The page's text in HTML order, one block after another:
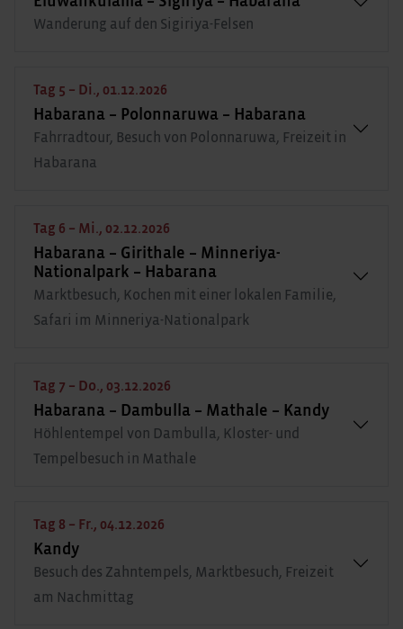
Wanderung auf den Sigiriya-Felsen
Tag 5 – Di., 01.12.2026
Habarana – Polonnaruwa – Habarana
Fahrradtour, Besuch von Polonnaruwa, Freizeit in
Habarana
Tag 6 – Mi., 02.12.2026
Habarana – Girithale – Minneriya-
Nationalpark – Habarana
Marktbesuch, Kochen mit einer lokalen Familie,
Safari im Minneriya-Nationalpark
Tag 7 – Do., 03.12.2026
Habarana – Dambulla – Mathale – Kandy
Höhlentempel von Dambulla, Kloster- und
Tempelbesuch in Mathale
Tag 8 – Fr., 04.12.2026
Kandy
Besuch des Zahntempels, Marktbesuch, Freizeit
am Nachmittag